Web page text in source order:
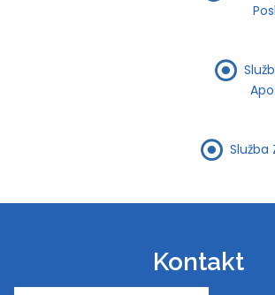
Služba
Kontakt